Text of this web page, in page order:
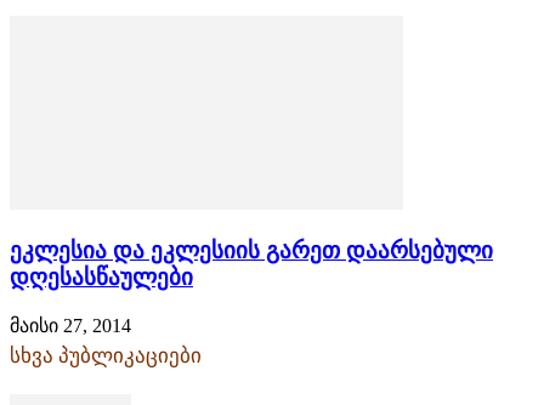
ეკლესია და ეკლესიის გარეთ დაარსებული
დღესასწაულები
მაისი 27, 2014
სხვა პუბლიკაციები